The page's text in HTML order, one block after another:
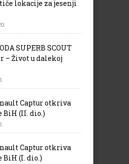
lokacije za jesenji
SUPERB SCOUT
Život u dalekoj
Captur otkriva
(II. dio.)
Captur otkriva
(I. dio.)